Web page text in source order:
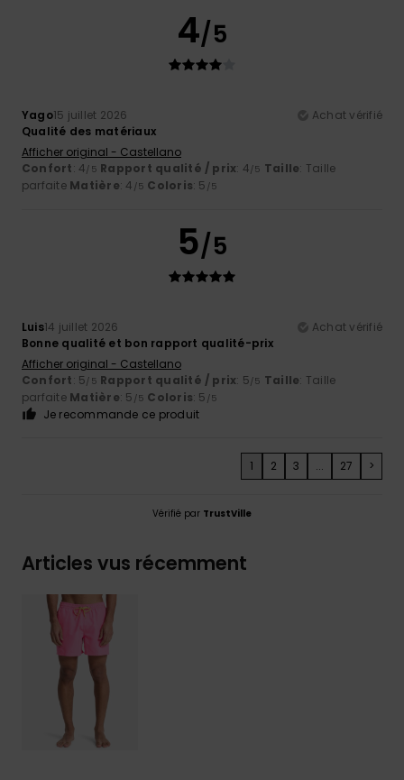
4/5
Yago15 juillet 2026
Achat vérifié
Qualité des matériaux
Afficher original - Castellano
Confort: 4/5 Rapport qualité / prix: 4/5 Taille: Taille
parfaite Matière: 4 /5 Coloris: 5 /5
5/5
Luis14 juillet 2026
Achat vérifié
Bonne qualité et bon rapport qualité-prix
Afficher original - Castellano
Confort: 5/5 Rapport qualité / prix: 5/5 Taille: Taille
parfaite Matière: 5 /5 Coloris: 5 /5
Je recommande ce produit
1 2 3 ... 27 >
Vérifié par TrustVille
Articles vus récemment